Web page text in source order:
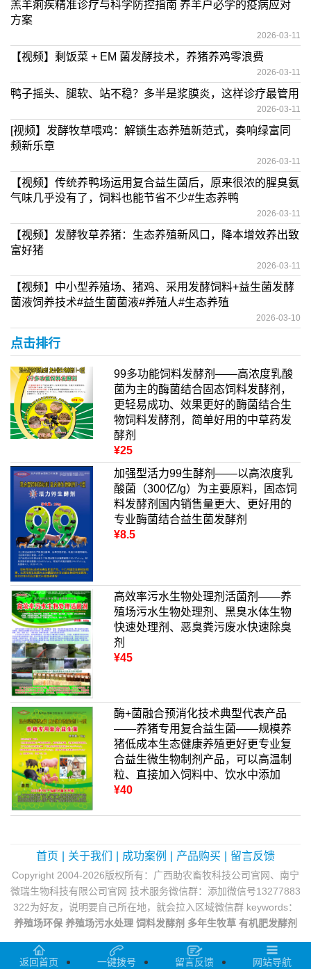
羔羊痢疾精准诊疗与科学防控指南 养羊户必学的疫病应对
方案
2026-03-11
【视频】剩饭菜 + EM 菌发酵技术，养猪养鸡零浪费
2026-03-11
鸭子摇头、腿软、站不稳？多半是浆膜炎，这样诊疗最管用
2026-03-11
[视频】发酵牧草喂鸡：解锁生态养殖新范式，奏响绿富同
频新乐章
2026-03-11
【视频】传统养鸭场运用复合益生菌后，原来很浓的腥臭氨
气味几乎没有了，饲料也能节省不少#生态养鸭
2026-03-11
【视频】发酵牧草养猪：生态养殖新风口，降本增效养出致
富好猪
2026-03-11
【视频】中小型养殖场、猪鸡、采用发酵饲料+益生菌发酵
菌液饲养技术#益生菌菌液#养殖人#生态养殖
2026-03-10
点击排行
99多功能饲料发酵剂——高浓度乳酸
菌为主的酶菌结合固态饲料发酵剂，
更轻易成功、效果更好的酶菌结合生
物饲料发酵剂，简单好用的中草药发
酵剂
¥25
加强型活力99生酵剂——以高浓度乳
酸菌（300亿/g）为主要原料，固态饲
料发酵剂国内销售量更大、更好用的
专业酶菌结合益生菌发酵剂
¥8.5
高效率污水生物处理剂活菌剂——养
殖场污水生物处理剂、黑臭水体生物
快速处理剂、恶臭粪污废水快速除臭
剂
¥45
酶+菌融合预消化技术典型代表产品
——养猪专用复合益生菌——规模养
猪低成本生态健康养殖更好更专业复
合益生微生物制剂产品，可以高温制
粒、直接加入饲料中、饮水中添加
¥40
首页 关于我们 成功案例 产品购买 留言反馈
Copyright 2004-2026版权所有：广西助农畜牧科技公司官网、南宁
微瑞生物科技有限公司官网 技术服务微信群：添加微信号13277883
322为好友，说明要自己所在地，就会拉入区域微信群 keywords：
养殖场环保 养殖场污水处理 饲料发酵剂 多年生牧草 有机肥发酵剂
返回首页 一键拨号 留言反馈 网站导航